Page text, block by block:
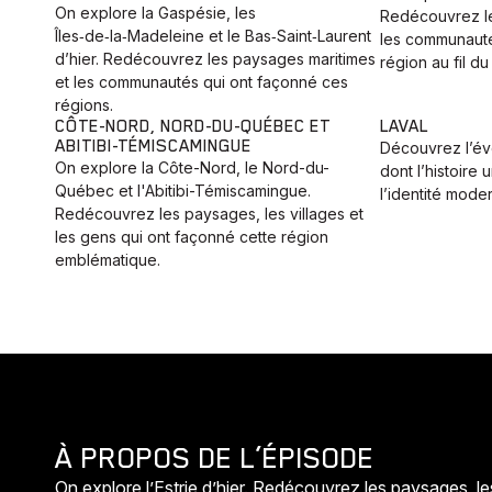
On explore la Gaspésie, les
Îles‑de‑la‑Madeleine et le Bas‑Saint‑Laurent
d’hier. Redécouvrez les paysages maritimes
et les communautés qui ont façonné ces
régions.
Redécouvrez
les
région au fil du
CÔTE-NORD, NORD-DU-QUÉBEC ET
ABITIBI-TÉMISCAMINGUE
On explore la Côte-Nord, le Nord-du-
Québec et l'Abitibi-Témiscamingue.
Redécouvrez les paysages, les villages et
les gens qui ont façonné cette région
emblématique.
LAVAL
Découvrez
dont l’histoire
l’identité
À PROPOS DE L’ÉPISODE
On explore l’Estrie d’hier. Redécouvrez les